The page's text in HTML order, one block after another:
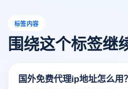
标签内容
围绕这个标签继
国外免费代理ip地址怎么用？